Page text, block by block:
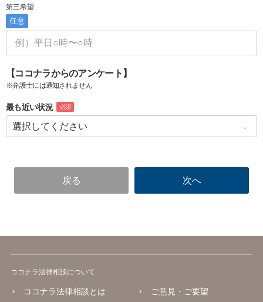
第三希望
任意
【ココナラからのアンケート】
※弁護士には通知されません
最も近い状況 必須
ココナラ法律相談について
ココナラ法律相談とは
ご意見・ご要望